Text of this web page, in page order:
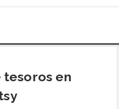
MÍ
tesoros en